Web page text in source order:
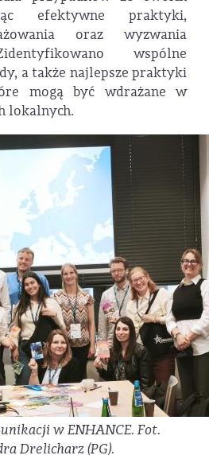
efektywne praktyki,
oraz wyzwania
wspólne
a także najlepsze praktyki
mogą być wdrażane w
lokalnych.
w ENHANCE. Fot.
Drelicharz (PG).